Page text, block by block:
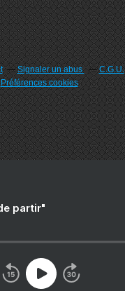
Signaler un abus C.G.U.
Préférences cookies
partir"